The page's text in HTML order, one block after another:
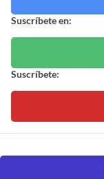
Suscríbete en:
Suscríbete: